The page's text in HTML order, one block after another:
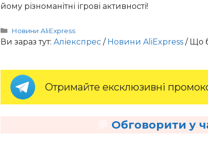
йому різноманітні ігрові активності!
Категорії
Новини AliExpress
Ви зараз тут: Аліекспрес / Новини AliExpress / Що
Отримайте ексклюзивні
Обговорити у